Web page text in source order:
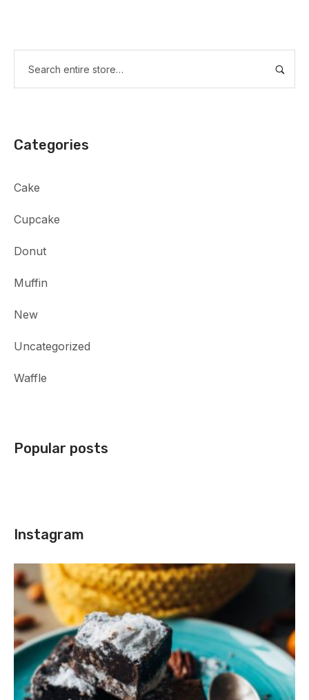
Categories
Cake
Cupcake
Donut
Muffin
New
Uncategorized
Waffle
Popular posts
Instagram